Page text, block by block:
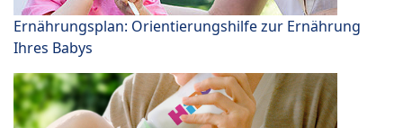
Ernährungsplan: Orientierungshilfe zur Ernährung
Ihres Babys